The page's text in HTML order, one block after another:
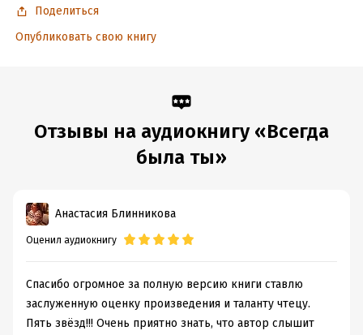
Поделиться
Опубликовать свою книгу
Отзывы на аудиокнигу «Всегда
была ты»
Анастасия Блинникова
Оценил аудиокнигу
Спасибо огромное за полную версию книги ставлю
заслуженную оценку произведения и таланту чтецу.
Пять звёзд!!! Очень приятно знать, что автор слышит